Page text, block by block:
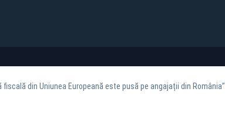
fiscală din Uniunea Europeană este pusă pe angajații din România”